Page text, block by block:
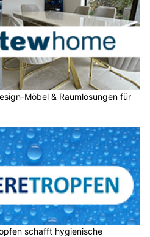
Möbel & Raumlösungen für
schafft hygienische